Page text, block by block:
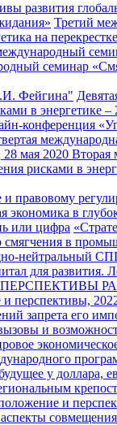
Третий
на
семинар
Фейгина"
в энергетике –
конференция
мая 2020 Вторая
рисками в
и правовому
в
или цифра
в
нейтральный
для развития.
перспективы,
запрета его
и
у
и